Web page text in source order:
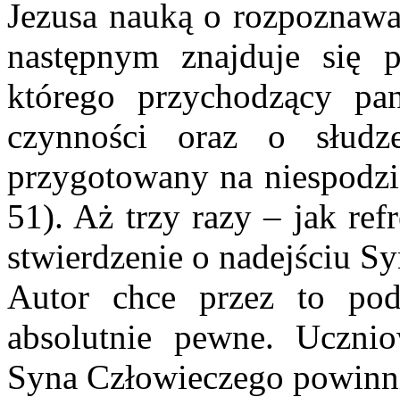
Jezusa nauką o
następnym znajduje się
którego przychodzący
czynności oraz o
przygotowany na
51). Aż trzy razy – jak
stwierdzenie o nadejściu
Autor chce przez to
absolutnie pewne.
Syna Człowieczego